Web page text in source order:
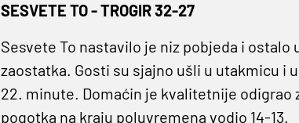
SESVETE TO - TROGIR 32-27
Sesvete To nastavilo je niz pobjeda i
zaostatka. Gosti su sjajno ušli u utakmicu i
22. minute. Domaćin je kvalitetnije
pogotka na kraju poluvremena vodio 14-13.